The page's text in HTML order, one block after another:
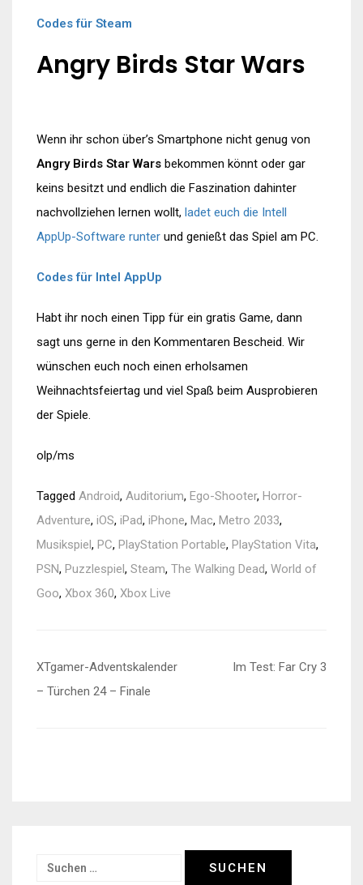
Codes für Steam
Angry Birds Star Wars
Wenn ihr schon über’s Smartphone nicht genug von
Angry Birds Star Wars bekommen könnt oder gar
keins besitzt und endlich die Faszination dahinter
nachvollziehen lernen wollt, ladet euch die Intell
AppUp-Software runter und genießt das Spiel am PC.
Codes für Intel AppUp
Habt ihr noch einen Tipp für ein gratis Game, dann
sagt uns gerne in den Kommentaren Bescheid. Wir
wünschen euch noch einen erholsamen
Weihnachtsfeiertag und viel Spaß beim Ausprobieren
der Spiele.
olp/ms
Tagged Android, Auditorium, Ego-Shooter, Horror-
Adventure, iOS, iPad, iPhone, Mac, Metro 2033,
Musikspiel, PC, PlayStation Portable, PlayStation Vita,
PSN, Puzzlespiel, Steam, The Walking Dead, World of
Goo, Xbox 360, Xbox Live
Beitragsnavigation
XTgamer-Adventskalender
– Türchen 24 – Finale
Im Test: Far Cry 3
Suchen